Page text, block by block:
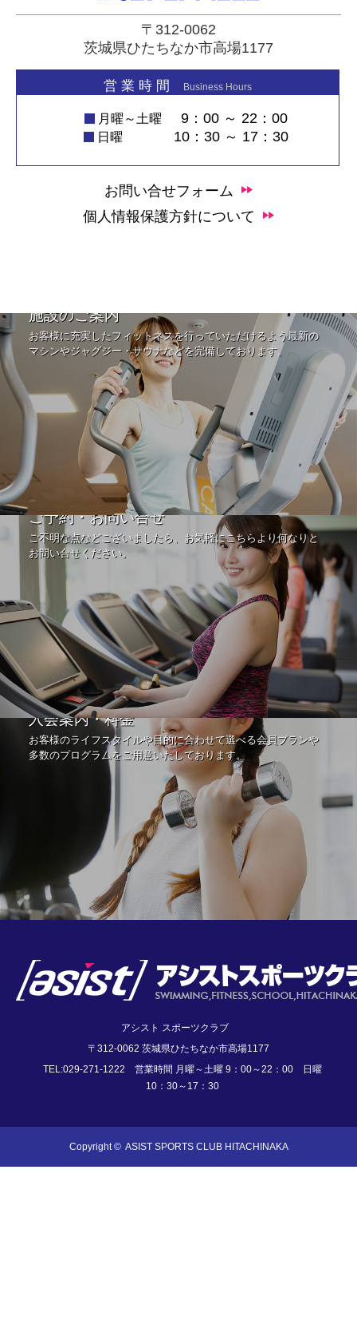
〒312-0062
茨城県ひたちなか市高場1177
営 業 時 間 Business Hours
月曜～土曜 9：00 ～ 22：00
日曜 10：30 ～ 17：30
お問い合せフォーム
個人情報保護方針について
施設のご案内
お客様に充実したフィットネスを行っていただけるよう最新の
マシンやジャグジー・サウナなどを完備しております。
ご予約・お問い合せ
ご不明な点などございましたら、お気軽にこちらより何なりと
お問い合せください。
入会案内・料金
お客様のライフスタイルや目的に合わせて選べる会員プランや
多数のプログラムをご用意いたしております。
アシスト スポーツクラブ
〒312-0062 茨城県ひたちなか市高場1177
TEL:029-271-1222 営業時間 月曜～土曜 9：00～22：00 日曜
10：30～17：30
Copyright © ASIST SPORTS CLUB HITACHINAKA